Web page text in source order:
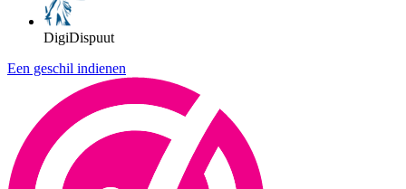
DigiDispuut
Een geschil indienen